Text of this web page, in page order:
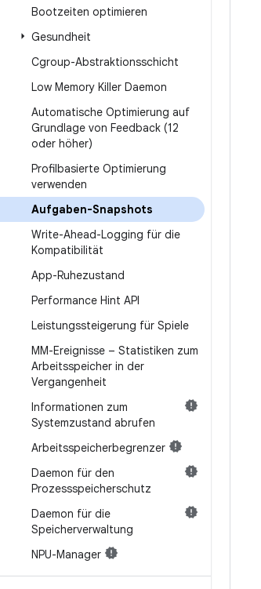
Bootzeiten optimieren
Gesundheit
Cgroup-Abstraktionsschicht
Low Memory Killer Daemon
Automatische Optimierung auf
Grundlage von Feedback (12
oder höher)
Profilbasierte Optimierung
verwenden
Aufgaben-Snapshots
Write-Ahead-Logging für die
Kompatibilität
App-Ruhezustand
Performance Hint API
Leistungssteigerung für Spiele
MM-Ereignisse – Statistiken zum
Arbeitsspeicher in der
Vergangenheit
Informationen zum
Systemzustand abrufen
Arbeitsspeicherbegrenzer
Daemon für den
Prozessspeicherschutz
Daemon für die
Speicherverwaltung
NPU-Manager